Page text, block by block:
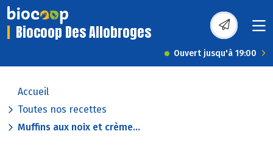
Biocoop Des Allobroges
Ouvert jusqu'à 19:00
Accueil
Toutes nos recettes
Muffins aux noix et crème...